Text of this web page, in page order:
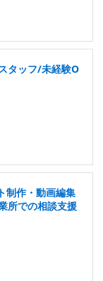
タッフ/未経験O
制作・動画編集
所での相談支援